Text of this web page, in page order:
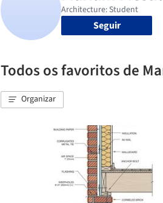
Seguir
Todos os favoritos de
Organizar